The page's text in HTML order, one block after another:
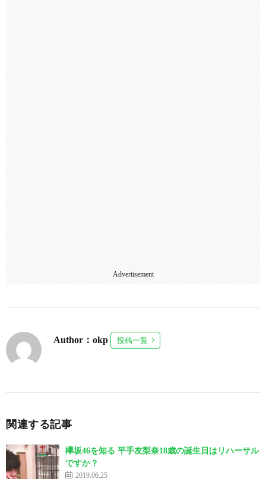
Advertisement
Author：okp 投稿一覧
関連する記事
欅坂46を知る 平手友梨奈18歳の誕生日はリハーサル
ですか？
2019.06.25